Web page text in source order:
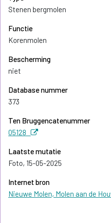
Stenen bergmolen
Functie
Korenmolen
Bescherming
niet
Database nummer
373
Ten Bruggencatenummer
05128
Laatste mutatie
Foto, 15-05-2025
Internet bron
Nieuwe Molen, Molen aan de